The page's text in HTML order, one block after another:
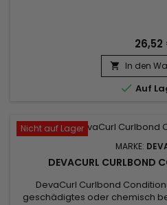
und Panthenol kombiniert, um
26,52
 In den
 Auf
Nicht auf Lager
MARKE:
DEVACURL CURLBOND
DevaCurl Curlbond
geschädigtes oder chemisch